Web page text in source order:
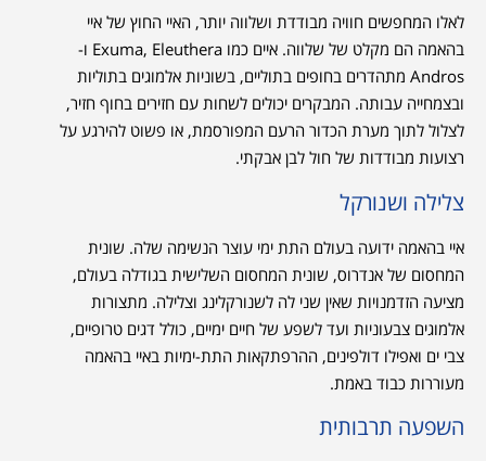
לאלו המחפשים חוויה מבודדת ושלווה יותר, האיי החוץ של איי
בהאמה הם מקלט של שלווה. איים כמו Exuma, Eleuthera ו-
Andros מתהדרים בחופים בתוליים, בשוניות אלמוגים בתוליות
ובצמחייה עבותה. המבקרים יכולים לשחות עם חזירים בחוף חזיר,
לצלול לתוך מערת הכדור הרעם המפורסמת, או פשוט להירגע על
רצועות מבודדות של חול לבן אבקתי.
צלילה ושנורקל
איי בהאמה ידועה בעולם התת ימי עוצר הנשימה שלה. שונית
המחסום של אנדרוס, שונית המחסום השלישית בגודלה בעולם,
מציעה הזדמנויות שאין שני לה לשנורקלינג וצלילה. מתצורות
אלמוגים צבעוניות ועד לשפע של חיים ימיים, כולל דגים טרופיים,
צבי ים ואפילו דולפינים, ההרפתקאות התת-ימיות באיי בהאמה
מעוררות כבוד באמת.
השפעה תרבותית